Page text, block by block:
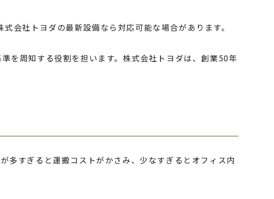
会社トヨダの最新設備なら対応可能な場合があります。
を周知する役割を担います。株式会社トヨダは、創業50年
多すぎると運搬コストがかさみ、少なすぎるとオフィス内